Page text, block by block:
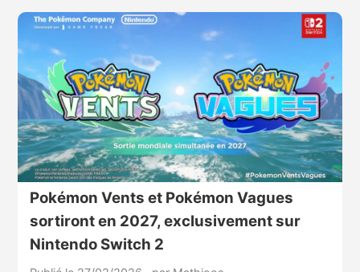
Pokémon Vents et Pokémon Vagues
sortiront en 2027, exclusivement sur
Nintendo Switch 2